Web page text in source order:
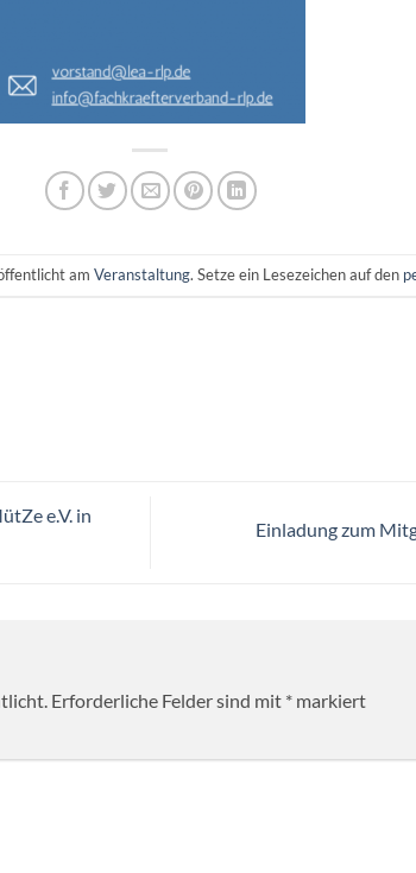
am Veranstaltung. Setze ein Lesezeichen auf den
e.V. in
Einladung zum
Erforderliche Felder sind mit * markiert